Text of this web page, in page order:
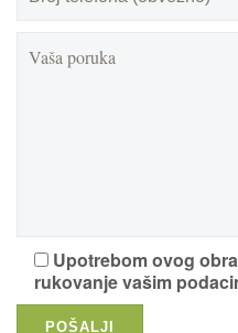
Upotrebom ovog
rukovanje vašim